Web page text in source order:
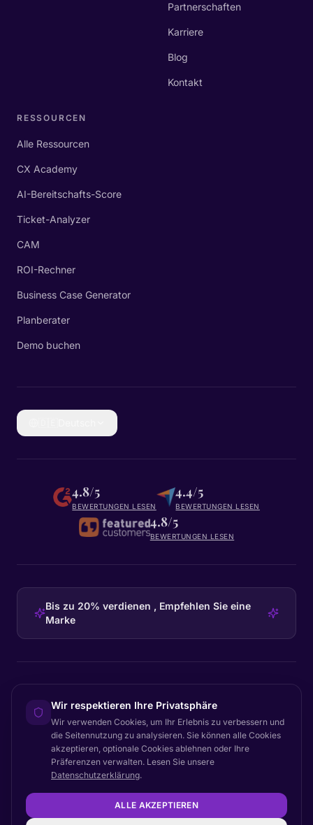
Partnerschaften
Karriere
Blog
Kontakt
RESSOURCEN
Alle Ressourcen
CX Academy
AI-Bereitschafts-Score
Ticket-Analyzer
CAM
ROI-Rechner
Business Case Generator
Planberater
Demo buchen
4.8/5
BEWERTUNGEN LESEN
4.4/5
BEWERTUNGEN LESEN
4.8/5
BEWERTUNGEN LESEN
Bis zu 20% verdienen , Empfehlen Sie eine
Marke
Certainly Group ApS
C/O GRROW, Pilestræde 52A · 1112 København K · Denmark
© 2026 Certainly. Alle Rechte vorbehalten.
DatenschutzAVVAGBBarrierefreiheit
Cookie-Einstellungen
Wir respektieren Ihre Privatsphäre
Wir verwenden Cookies, um Ihr Erlebnis zu verbessern und
die Seitennutzung zu analysieren. Sie können alle Cookies
akzeptieren, optionale Cookies ablehnen oder Ihre
Präferenzen verwalten. Lesen Sie unsere
Datenschutzerklärung.
ALLE AKZEPTIEREN